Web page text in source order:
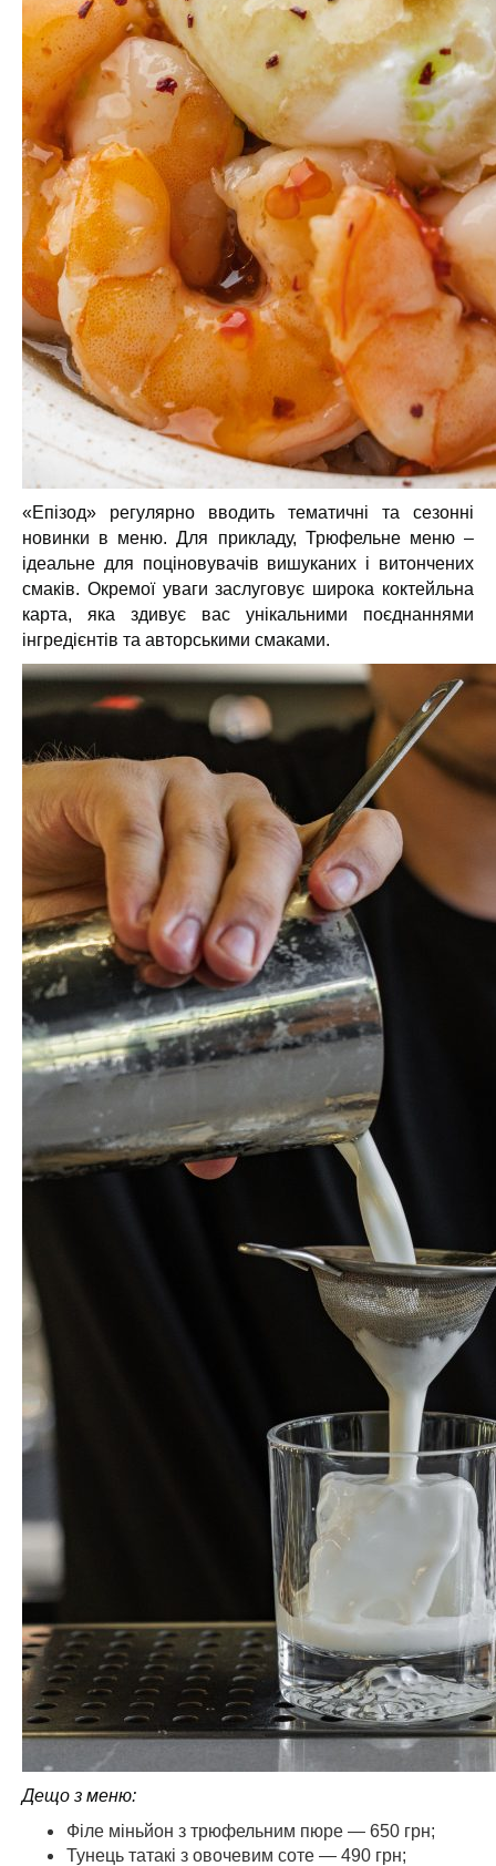
«Епізод» регулярно вводить тематичні та сезонні
новинки в меню. Для прикладу, Трюфельне меню –
ідеальне для поціновувачів вишуканих і витончених
смаків. Окремої уваги заслуговує широка коктейльна
карта, яка здивує вас унікальними поєднаннями
інгредієнтів та авторськими смаками.
Дещо з меню:
Філе міньйон з трюфельним пюре — 650 грн;
Тунець татакі з овочевим соте — 490 грн;